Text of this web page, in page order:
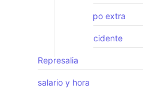
pago por tiempo extra
reclamo de accidente
Represalia
salario y hora